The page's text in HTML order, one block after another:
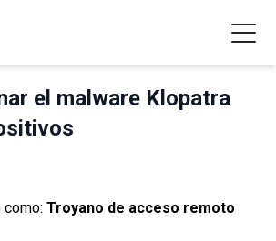
el malware Klopatra
como: Troyano de acceso remoto